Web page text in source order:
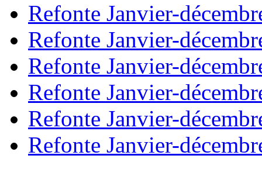
Refonte Janvier-
Refonte Janvier-
Refonte Janvier-
Refonte Janvier-
Refonte Janvier-
Refonte Janvier-